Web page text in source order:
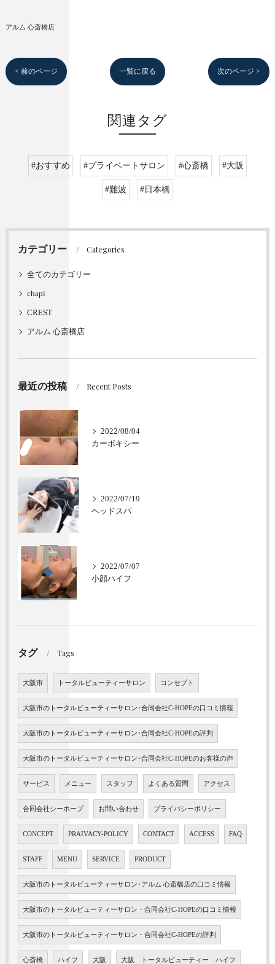
アルム 心斎橋店
< 前のページ 一覧に戻る 次のページ >
関連タグ
#おすすめ #プライベートサロン #心斎橋 #大阪
#難波 #日本橋
カテゴリー Categories
全てのカテゴリー
chapi
CREST
アルム 心斎橋店
最近の投稿 Recent Posts
2022/08/04
カーボキシー
2022/07/19
ヘッドスパ
2022/07/07
小顔ハイフ
タグ Tags
大阪市 トータルビューティーサロン コンセプト
大阪市のトータルビューティーサロン･合同会社C-HOPEの口コミ情報
大阪市のトータルビューティーサロン･合同会社C-HOPEの評判
大阪市のトータルビューティーサロン･合同会社C-HOPEのお客様の声
サービス メニュー スタッフ よくある質問 アクセス
合同会社シーホープ お問い合わせ プライバシーポリシー
CONCEPT PRAIVACY-POLICY CONTACT ACCESS FAQ
STAFF MENU SERVICE PRODUCT
大阪市のトータルビューティーサロン･アルム 心斎橋店の口コミ情報
大阪市のトータルビューティーサロン・合同会社C-HOPEの口コミ情報
大阪市のトータルビューティーサロン・合同会社C-HOPEの評判
心斎橋 ハイフ 大阪 大阪 トータルビューティー ハイフ